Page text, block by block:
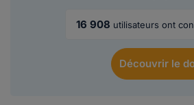
16 908 utilisateurs ont
Découvrirle